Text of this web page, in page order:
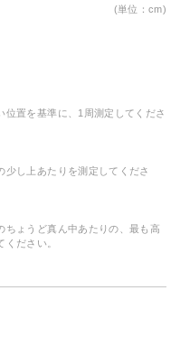
(単位：cm)
位置を基準に、1周測定してくださ
少し上あたりを測定してくださ
ちょうど真ん中あたりの、最も高
ください。